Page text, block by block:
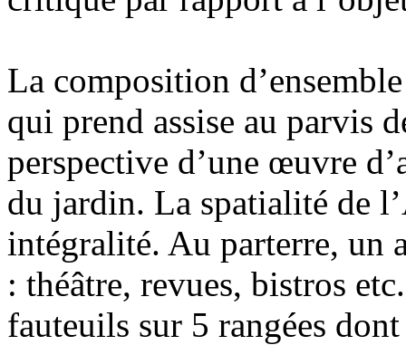
La composition
qui prend assise au parvis
perspective d’une œuvre
du jardin. La spatialité de
intégralité. Au parterre, un
: théâtre, revues, bistros
fauteuils sur 5 rangées